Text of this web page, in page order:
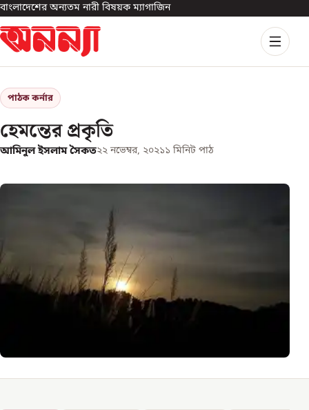
বাংলাদেশের অন্যতম নারী বিষয়ক ম্যাগাজিন
পাঠক কর্নার
হেমন্তের প্রকৃতি
আমিনুল ইসলাম সৈকত২২ নভেম্বর, ২০২১১ মিনিট পাঠ